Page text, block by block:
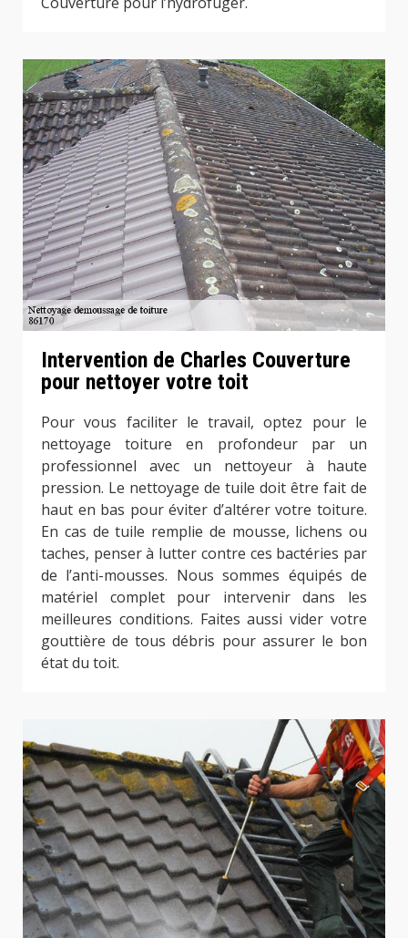
Intervention de Charles Couverture
pour nettoyer votre toit
Pour vous faciliter le travail, optez pour le
nettoyage toiture en profondeur par un
professionnel avec un nettoyeur à haute
pression. Le nettoyage de tuile doit être fait de
haut en bas pour éviter d’altérer votre toiture.
En cas de tuile remplie de mousse, lichens ou
taches, penser à lutter contre ces bactéries par
de l’anti-mousses. Nous sommes équipés de
matériel complet pour intervenir dans les
meilleures conditions. Faites aussi vider votre
gouttière de tous débris pour assurer le bon
état du toit.